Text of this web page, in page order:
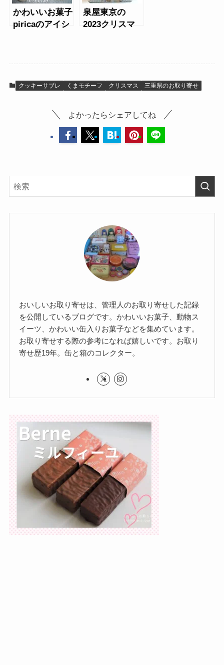
かわいいお菓子
piricaのアイシ
泉屋東京の
2023クリスマ
クッキーサブレ くまモチーフ クリスマス 三重県のお取り寄せ
よかったらシェアしてね
おいしいお取り寄せは、管理人のお取り寄せした記録
を公開しているブログです。かわいいお菓子、動物ス
イーツ、かわいい缶入りお菓子などを集めています。
お取り寄せする際の参考になれば嬉しいです。お取り
寄せ歴19年。缶と箱のコレクター。